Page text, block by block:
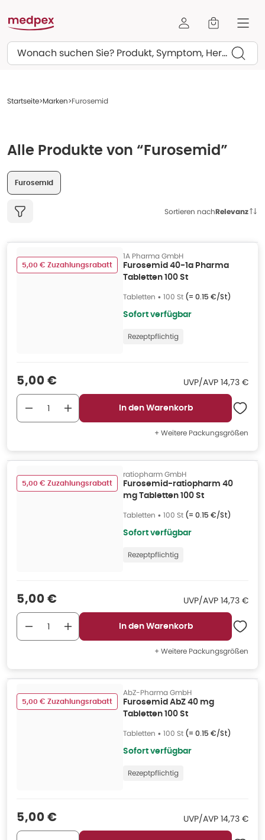
Suchen
Startseite Marken Furosemid
Alle Produkte von “Furosemid”
Furosemid
Sortieren nachRelevanz
5,00 € Zuzahlungsrabatt
1A Pharma GmbH
Furosemid 40-1a Pharma
Tabletten 100 St
Tabletten • 100 St (= 0.15 €/St)
Sofort verfügbar
Rezeptpflichtig
Verkaufspreis
5,00 € UVP/AVP UVP/AVP
14,73 €
In den Warenkorb
+ Weitere Packungsgrößen
5,00 € Zuzahlungsrabatt
ratiopharm GmbH
Furosemid-ratiopharm 40
mg Tabletten 100 St
Tabletten • 100 St (= 0.15 €/St)
Sofort verfügbar
Rezeptpflichtig
Verkaufspreis
5,00 € UVP/AVP UVP/AVP
14,73 €
In den Warenkorb
+ Weitere Packungsgrößen
5,00 € Zuzahlungsrabatt
AbZ-Pharma GmbH
Furosemid AbZ 40 mg
Tabletten 100 St
Tabletten • 100 St (= 0.15 €/St)
Sofort verfügbar
Rezeptpflichtig
Verkaufspreis
5,00 € UVP/AVP UVP/AVP
14,73 €